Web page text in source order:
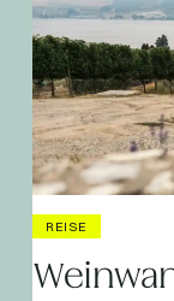
REISE